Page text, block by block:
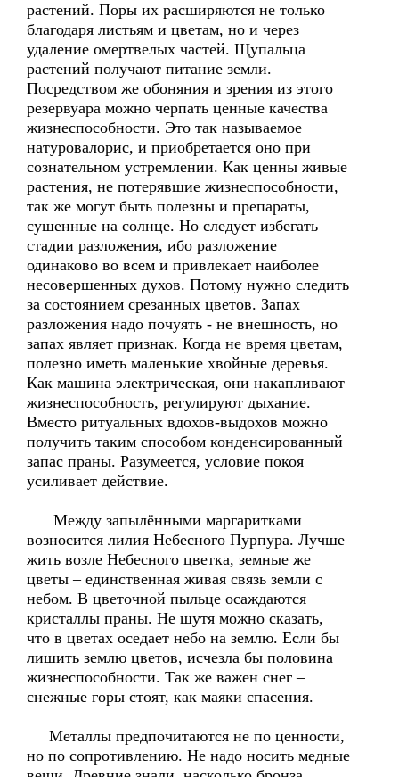
растений. Поры их расширяются не только
благодаря листьям и цветам, но и через
удаление омертвелых частей. Щупальца
растений получают питание земли.
Посредством же обоняния и зрения из этого
резервуара можно черпать ценные качества
жизнеспособности. Это так называемое
натуровалорис, и приобретается оно при
сознательном устремлении. Как ценны живые
растения, не потерявшие жизнеспособности,
так же могут быть полезны и препараты,
сушенные на солнце. Но следует избегать
стадии разложения, ибо разложение
одинаково во всем и привлекает наиболее
несовершенных духов. Потому нужно следить
за состоянием срезанных цветов. Запах
разложения надо почуять - не внешность, но
запах являет признак. Когда не время цветам,
полезно иметь маленькие хвойные деревья.
Как машина электрическая, они накапливают
жизнеспособность, регулируют дыхание.
Вместо ритуальных вдохов-выдохов можно
получить таким способом конденсированный
запас праны. Разумеется, условие покоя
усиливает действие.
Между запылёнными маргаритками
возносится лилия Небесного Пурпура. Лучше
жить возле Небесного цветка, земные же
цветы – единственная живая связь земли с
небом. В цветочной пыльце осаждаются
кристаллы праны. Не шутя можно сказать,
что в цветах оседает небо на землю. Если бы
лишить землю цветов, исчезла бы половина
жизнеспособности. Так же важен снег –
снежные горы стоят, как маяки спасения.
Металлы предпочитаются не по ценности,
но по сопротивлению. Не надо носить медные